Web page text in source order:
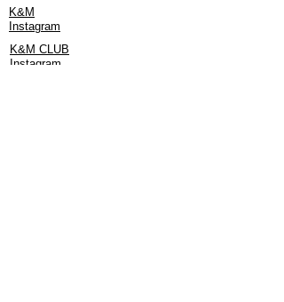
K&M
Instagram
K&M CLUB
Instagram